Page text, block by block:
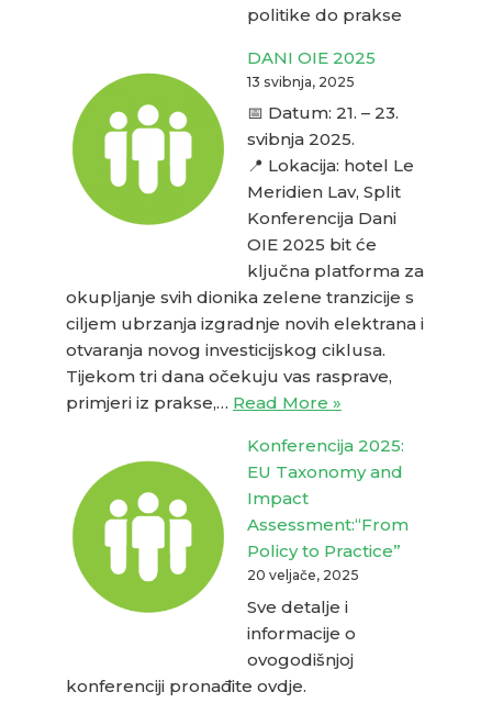
politike do prakse
DANI OIE 2025
13 svibnja, 2025
📅 Datum: 21. – 23.
svibnja 2025.
📍 Lokacija: hotel Le
Meridien Lav, Split
Konferencija Dani
OIE 2025 bit će
ključna platforma za
okupljanje svih dionika zelene tranzicije s
ciljem ubrzanja izgradnje novih elektrana i
otvaranja novog investicijskog ciklusa.
Tijekom tri dana očekuju vas rasprave,
primjeri iz prakse,… Read More »
Konferencija 2025:
EU Taxonomy and
Impact
Assessment:“From
Policy to Practice”
20 veljače, 2025
Sve detalje i
informacije o
ovogodišnjoj
konferenciji pronađite ovdje.